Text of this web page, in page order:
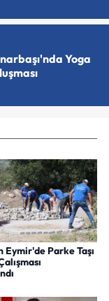
Yoga
Eymir'de Parke Taşı